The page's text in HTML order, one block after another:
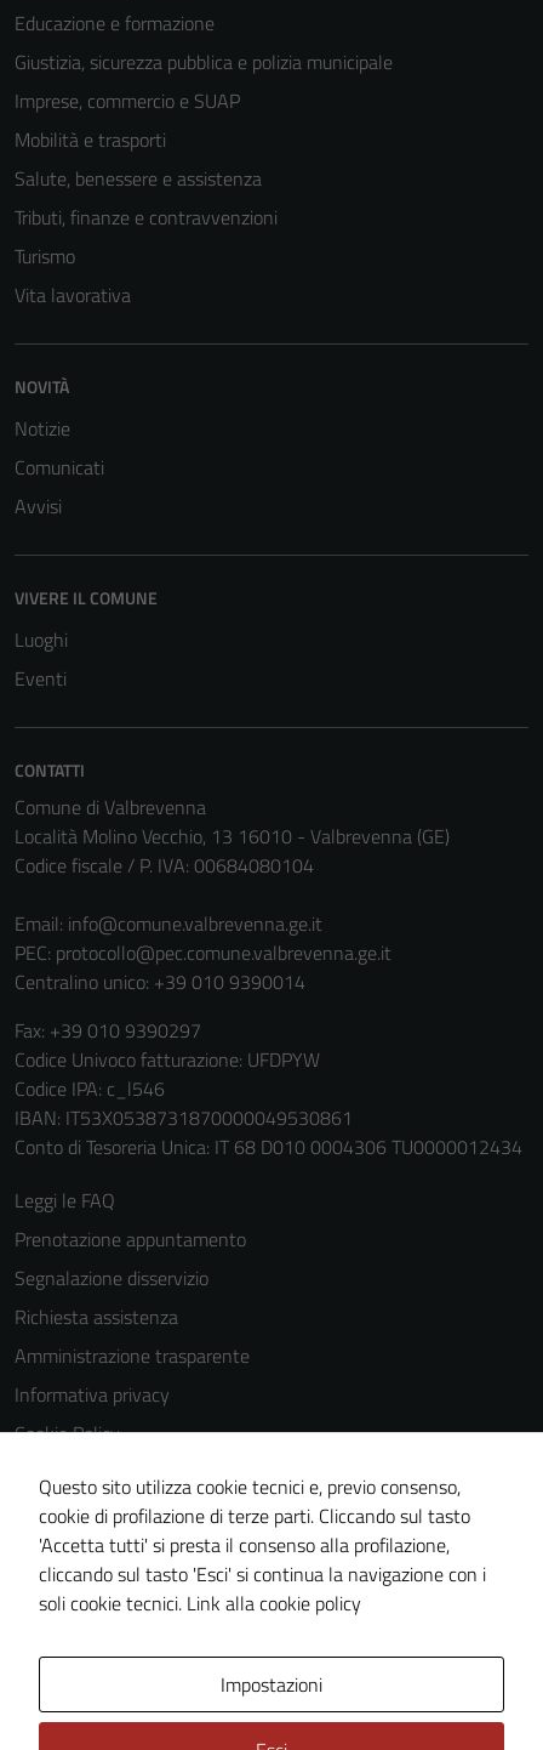
Educazione e formazione
Giustizia, sicurezza pubblica e polizia municipale
Imprese, commercio e SUAP
Mobilità e trasporti
Salute, benessere e assistenza
Tributi, finanze e contravvenzioni
Turismo
Vita lavorativa
NOVITÀ
Notizie
Comunicati
Avvisi
VIVERE IL COMUNE
Luoghi
Eventi
CONTATTI
Comune di Valbrevenna
Località Molino Vecchio, 13 16010 - Valbrevenna (GE)
Codice fiscale / P. IVA: 00684080104
Email: info@comune.valbrevenna.ge.it
PEC: protocollo@pec.comune.valbrevenna.ge.it
Centralino unico: +39 010 9390014
Fax: +39 010 9390297
Codice Univoco fatturazione: UFDPYW
Codice IPA: c_l546
IBAN: IT53X0538731870000049530861
Conto di Tesoreria Unica: IT 68 D010 0004306 TU0000012434
Leggi le FAQ
Prenotazione appuntamento
Segnalazione disservizio
Richiesta assistenza
Amministrazione trasparente
Informativa privacy
Cookie Policy
Note legali
Dichiarazione di accessibilità
Whistleblowing
Piano di miglioramento del sito
Questo sito utilizza cookie tecnici e, previo consenso,
cookie di profilazione di terze parti. Cliccando sul tasto
'Accetta tutti' si presta il consenso alla profilazione,
cliccando sul tasto 'Esci' si continua la navigazione con i
soli cookie tecnici. Link alla cookie policy
Impostazioni
funzionamento
del sito e non
(si veda la
utilizzati
disabilitazione
di questi
peggiore la
navigazione e
del sito.
Experience
some
functionality
will
disappear
from the
Marketing